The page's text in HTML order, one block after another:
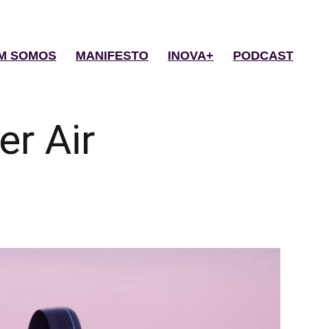
SOMOS MANIFESTO INOVA+ PODCAST
Air